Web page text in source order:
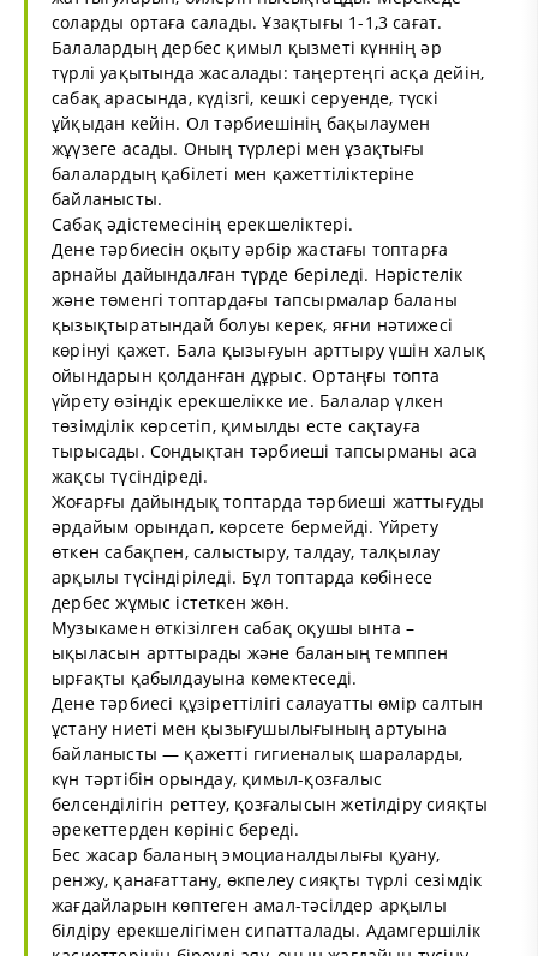
соларды ортаға салады. Ұзақтығы 1-1,3 сағат.
Балалардың дербес қимыл қызметі күннің әр
түрлі уақытында жасалады: таңертеңгі асқа дейін,
сабақ арасында, күдізгі, кешкі серуенде, түскі
ұйқыдан кейін. Ол тәрбиешінің бақылаумен
жұүзеге асады. Оның түрлері мен ұзақтығы
балалардың қабілеті мен қажеттіліктеріне
байланысты.
Сабақ әдістемесінің ерекшеліктері.
Дене тәрбиесін оқыту әрбір жастағы топтарға
арнайы дайындалған түрде беріледі. Нәрістелік
және төменгі топтардағы тапсырмалар баланы
қызықтыратындай болуы керек, яғни нәтижесі
көрінуі қажет. Бала қызығуын арттыру үшін халық
ойындарын қолданған дұрыс. Ортаңғы топта
үйрету өзіндік ерекшелікке ие. Балалар үлкен
төзімділік көрсетіп, қимылды есте сақтауға
тырысады. Сондықтан тәрбиеші тапсырманы аса
жақсы түсіндіреді.
Жоғарғы дайындық топтарда тәрбиеші жаттығуды
әрдайым орындап, көрсете бермейді. Үйрету
өткен сабақпен, салыстыру, талдау, талқылау
арқылы түсіндіріледі. Бұл топтарда көбінесе
дербес жұмыс істеткен жөн.
Музыкамен өткізілген сабақ оқушы ынта –
ықыласын арттырады және баланың темппен
ырғақты қабылдауына көмектеседі.
Дене тәрбиесі құзіреттілігі салауатты өмір салтын
ұстану ниеті мен қызығушылығының артуына
байланысты — қажетті гигиеналық шараларды,
күн тәртібін орындау, қимыл-қозғалыс
белсенділігін реттеу, қозғалысын жетілдіру сияқты
әрекеттерден көрініс береді.
Бес жасар баланың эмоцианалдылығы қуану,
ренжу, қанағаттану, өкпелеу сияқты түрлі сезімдік
жағдайларын көптеген амал-тәсілдер арқылы
білдіру ерекшелігімен сипатталады. Адамгершілік